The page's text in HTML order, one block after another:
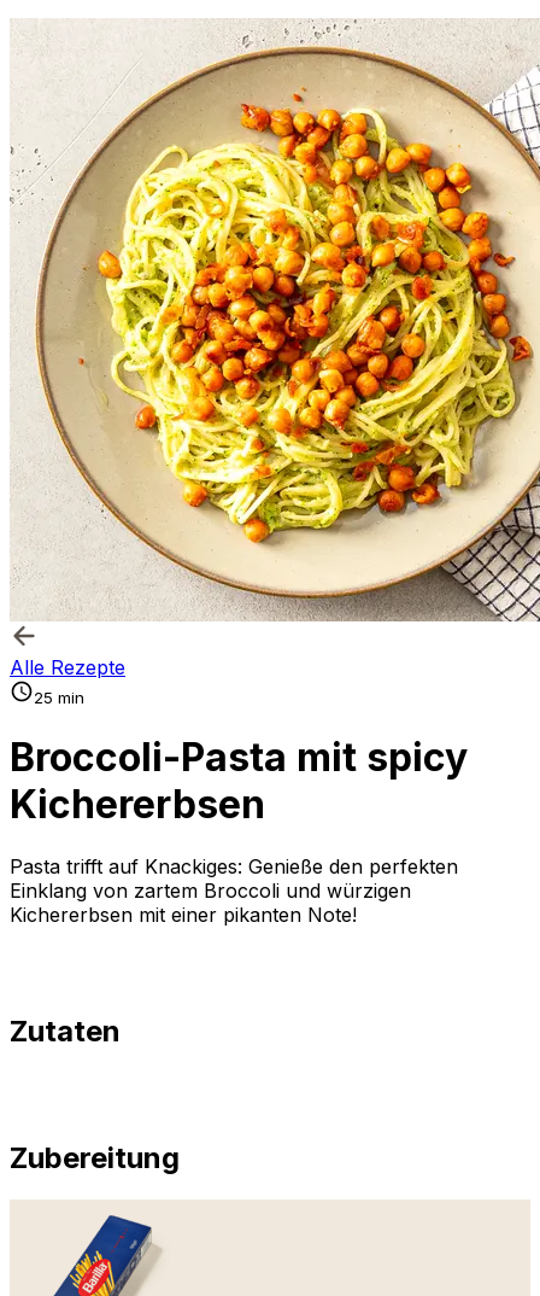
Alle Rezepte
25 min
Broccoli-Pasta mit spicy
Kichererbsen
Pasta trifft auf Knackiges: Genieße den perfekten
Einklang von zartem Broccoli und würzigen
Kichererbsen mit einer pikanten Note!
Zutaten
Zubereitung